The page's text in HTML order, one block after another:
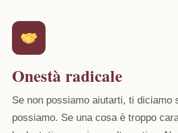
Onestà radicale
Se non possiamo aiutarti, ti diciamo
possiamo. Se una cosa è troppo